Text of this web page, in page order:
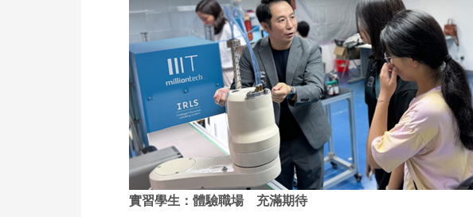
實習學生：體驗職場 充滿期待